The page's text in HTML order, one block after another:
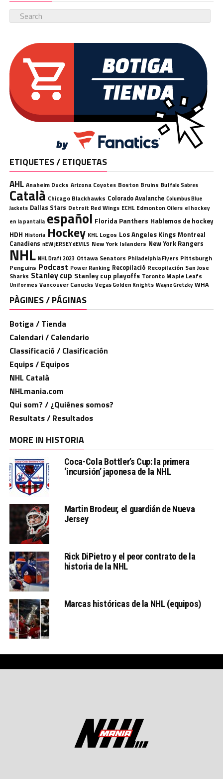
ETIQUETES / ETIQUETAS
AHL Anaheim Ducks Arizona Coyotes Boston Bruins Buffalo Sabres
Català Chicago Blackhawks Colorado Avalanche Columbus Blue
Jackets Dallas Stars Detroit Red Wings ECHL Edmonton Oilers el hockey
en la pantalla español Florida Panthers Hablemos de hockey
HDH Historia Hockey KHL Logos Los Angeles Kings Montreal
Canadiens nEW jERSEY dEVILS New York Islanders New York Rangers
NHL NHL Draft 2023 Ottawa Senators Philadelphia Flyers Pittsburgh
Penguins Podcast Power Ranking Recopilació Recopilación San Jose
Sharks Stanley cup Stanley cup playoffs Toronto Maple Leafs
Uniformes Vancouver Canucks Vegas Golden Knights Wayne Gretzky WHA
PÀGINES / PÁGINAS
Botiga / Tienda
Calendari / Calendario
Classificació / Clasificación
Equips / Equipos
NHL Català
NHLmania.com
Qui som? / ¿Quiénes somos?
Resultats / Resultados
MORE IN HISTORIA
Coca-Cola Bottler’s Cup: la primera
‘incursión’ japonesa de la NHL
Martin Brodeur, el guardián de Nueva
Jersey
Rick DiPietro y el peor contrato de la
historia de la NHL
Marcas históricas de la NHL (equipos)